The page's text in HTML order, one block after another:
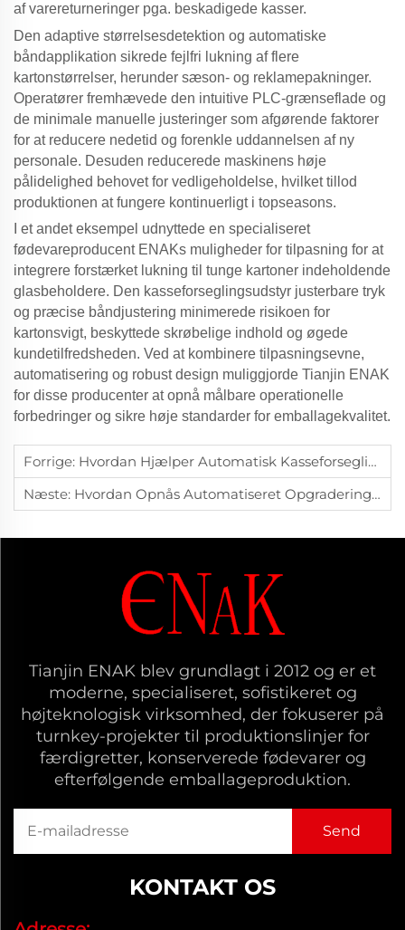
af varereturneringer pga. beskadigede kasser.
Den adaptive størrelsesdetektion og automatiske
båndapplikation sikrede fejlfri lukning af flere
kartonstørrelser, herunder sæson- og reklamepakninger.
Operatører fremhævede den intuitive PLC-grænseflade og
de minimale manuelle justeringer som afgørende faktorer
for at reducere nedetid og forenkle uddannelsen af ny
personale. Desuden reducerede maskinens høje
pålidelighed behovet for vedligeholdelse, hvilket tillod
produktionen at fungere kontinuerligt i topseasons.
I et andet eksempel udnyttede en specialiseret
fødevareproducent ENAKs muligheder for tilpasning for at
integrere forstærket lukning til tunge kartoner indeholdende
glasbeholdere. Den kasseforseglingsudstyr justerbare tryk
og præcise båndjustering minimerede risikoen for
kartonsvigt, beskyttede skrøbelige indhold og øgede
kundetilfredsheden. Ved at kombinere tilpasningsevne,
automatisering og robust design muliggjorde Tianjin ENAK
for disse producenter at opnå målbare operationelle
forbedringer og sikre høje standarder for emballagekvalitet.
Forrige: Hvordan Hjælper Automatisk Kasseforseglingsmaskine Producenter Med At Reducere Arbejdskraftomkostninger Og Forbedre Produktionsstabilitet?
Næste: Hvordan Opnås Automatiseret Opgradering Af Emballagelinjer Med Tianjin ENAK Kasse Lukkeudstyr?
Tianjin ENAK blev grundlagt i 2012 og er et
moderne, specialiseret, sofistikeret og
højteknologisk virksomhed, der fokuserer på
turnkey-projekter til produktionslinjer for
færdigretter, konserverede fødevarer og
efterfølgende emballageproduktion.
KONTAKT OS